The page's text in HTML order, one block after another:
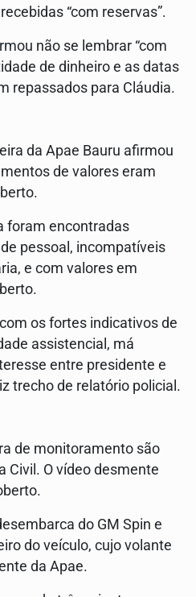
“com reservas”.
não se lembrar “com
de dinheiro e as datas
repassados para Cláudia.
da Apae Bauru afirmou
de valores eram
foram encontradas
pessoal, incompatíveis
e com valores em
os fortes indicativos de
assistencial, má
entre presidente e
trecho de relatório policial.
de monitoramento são
Civil. O vídeo desmente
do GM Spin e
do veículo, cujo volante
da Apae.